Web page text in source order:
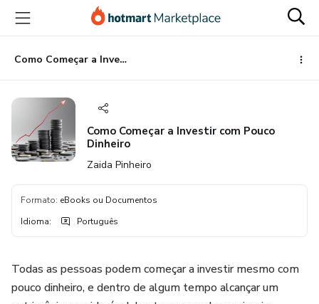
para
conteúdo
principal
para
pagamento
para
rodapé
Como Começar a Investir com Pouco Dinheiro
Como Começar a Investir com Pouco
Dinheiro
Zaida Pinheiro
Formato: eBooks ou Documentos
Idioma: Português
Todas as pessoas podem começar a investir mesmo com
pouco dinheiro, e dentro de algum tempo alcançar um